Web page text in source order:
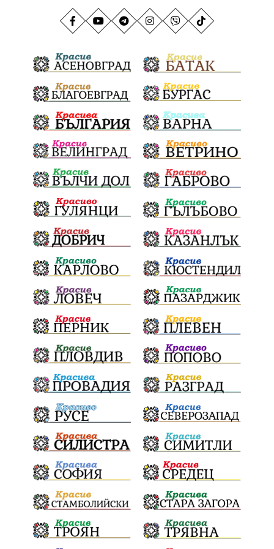
ГражданскаПозиция ГражданскоУчастие
Полиграф ДетекторНаЛъжата МВР
ОбезпечителниМерки МестнаВласт Котел
СИК Ружица РайнаКнягиня
ВеселинОрешков Шофьори
НационаленШампион ОрлинОрлиновЕнчев
ВСС СъдебнаРеформа Шантаж
ПолитическиНатиск ЗаплахаЗаАрест
ПартияВеличие ЕкатеринаДафовска Тракия
ПТП Сливен КварталРечица Данъци
ПътнаИнфраструктура Асфалт
БрашноСтоименов ИстинскиХляб
БългарскоКачество Запис
ПолитическоЗадкулисие Микродрон
КомарДрон КитайскаТехнология
ВоенниТехнологии Наркотици Дрога
НелегалнаЛаборатория Байрактаров